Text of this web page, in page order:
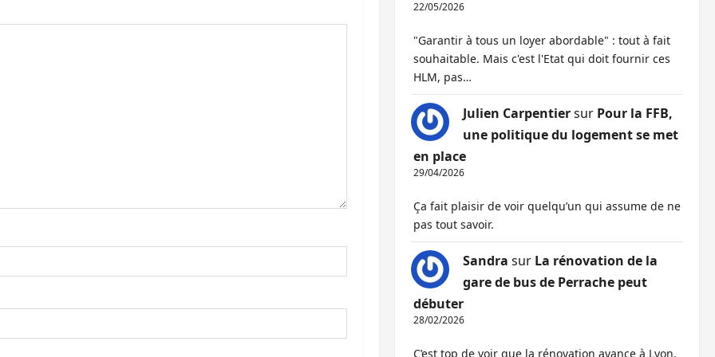
22/05/2026
"Garantir à tous un loyer abordable" : tout à fait
souhaitable. Mais c'est l'Etat qui doit fournir ces
HLM, pas…
Julien Carpentiersur Pour la FFB,
une politique du logement se met
en place
29/04/2026
Ça fait plaisir de voir quelqu’un qui assume de ne
pas tout savoir.
Sandra sur La rénovation de la
gare de bus de Perrache peut
débuter
28/02/2026
C’est top de voir que la rénovation avance à Lyon,